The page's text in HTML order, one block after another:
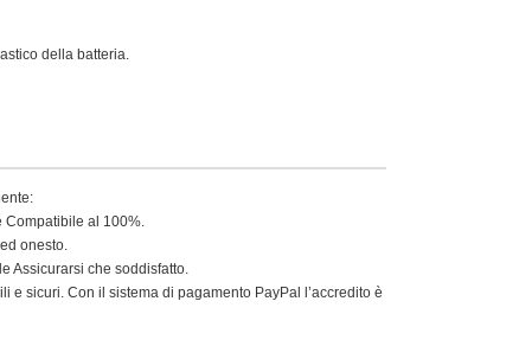
della batteria.
Compatibile al 100%.
onesto.
Assicurarsi che soddisfatto.
e sicuri. Con il sistema di pagamento PayPal l’accredito è